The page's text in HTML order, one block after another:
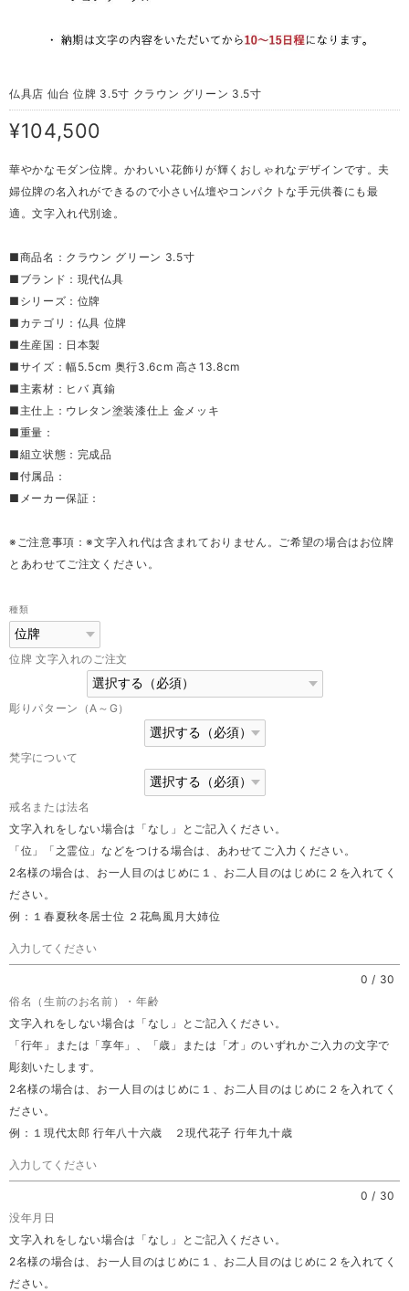
仏具店 仙台 位牌 3.5寸 クラウン グリーン 3.5寸
¥104,500
華やかなモダン位牌。かわいい花飾りが輝くおしゃれなデザインです。夫
婦位牌の名入れができるので小さい仏壇やコンパクトな手元供養にも最
適。文字入れ代別途。
■商品名：クラウン グリーン 3.5寸
■ブランド：現代仏具
■シリーズ：位牌
■カテゴリ：仏具 位牌
■生産国：日本製
■サイズ：幅5.5cm 奥行3.6cm 高さ13.8cm
■主素材：ヒバ 真鍮
■主仕上：ウレタン塗装漆仕上 金メッキ
■重量：
■組立状態：完成品
■付属品：
■メーカー保証：
※ご注意事項：※文字入れ代は含まれておりません。ご希望の場合はお位牌
とあわせてご注文ください。
種類
位牌 文字入れのご注文
彫りパターン（A～G）
梵字について
戒名または法名
文字入れをしない場合は「なし」とご記入ください。
「位」「之霊位」などをつける場合は、あわせてご入力ください。
2名様の場合は、お一人目のはじめに１、お二人目のはじめに２を入れてく
ださい。
例：１春夏秋冬居士位 ２花鳥風月大姉位
0 / 30
俗名（生前のお名前）・年齢
文字入れをしない場合は「なし」とご記入ください。
「行年」または「享年」、「歳」または「才」のいずれかご入力の文字で
彫刻いたします。
2名様の場合は、お一人目のはじめに１、お二人目のはじめに２を入れてく
ださい。
例：１現代太郎 行年八十六歳 ２現代花子 行年九十歳
0 / 30
没年月日
文字入れをしない場合は「なし」とご記入ください。
2名様の場合は、お一人目のはじめに１、お二人目のはじめに２を入れてく
ださい。